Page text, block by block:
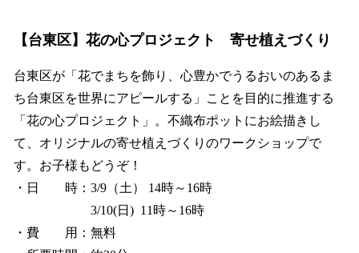
【台東区】花の心プロジェクト 寄せ植えづくり
台東区が「花でまちを飾り、心豊かでうるおいのあるま
ち台東区を世界にアピールする」ことを目的に推進する
「花の心プロジェクト」。不織布ポットにお絵描きし
て、オリジナルの寄せ植えづくりのワークショップで
す。お子様もどうぞ！
・日 時：3/9（土） 14時～16時
3/10(日) 11時～16時
・費 用：無料